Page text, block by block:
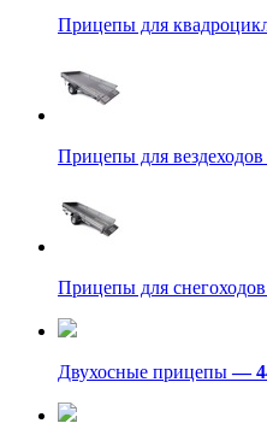
Прицепы для
Прицепы для вездеходов
Прицепы для
Двухосные прицепы—